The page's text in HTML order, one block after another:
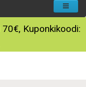
70€, Kuponkikoodi: